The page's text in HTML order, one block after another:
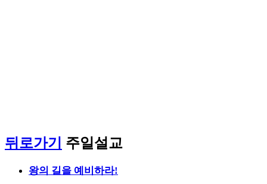
뒤로가기 주일설교
왕의 길을 예비하라!